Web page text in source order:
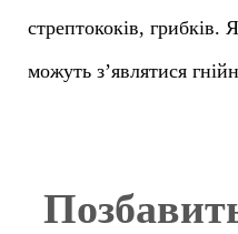
стрептококів, грибків.
можуть з’являтися